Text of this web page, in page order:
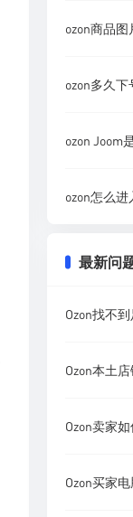
ozon商品
ozon多久下
ozon Joom
ozon怎么进
最新问
Ozon找不
Ozon本土
Ozon卖家
Ozon买家